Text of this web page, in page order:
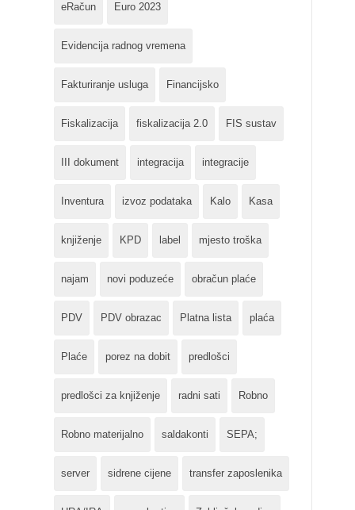
eRačun Euro 2023
Evidencija radnog vremena
Fakturiranje usluga Financijsko
Fiskalizacija fiskalizacija 2.0 FIS sustav
III dokument integracija integracije
Inventura izvoz podataka Kalo Kasa
knjiženje KPD label mjesto troška
najam novi poduzeće obračun plaće
PDV PDV obrazac Platna lista plaća
Plaće porez na dobit predlošci
predlošci za knjiženje radni sati Robno
Robno materijalno saldakonti SEPA;
server sidrene cijene transfer zaposlenika